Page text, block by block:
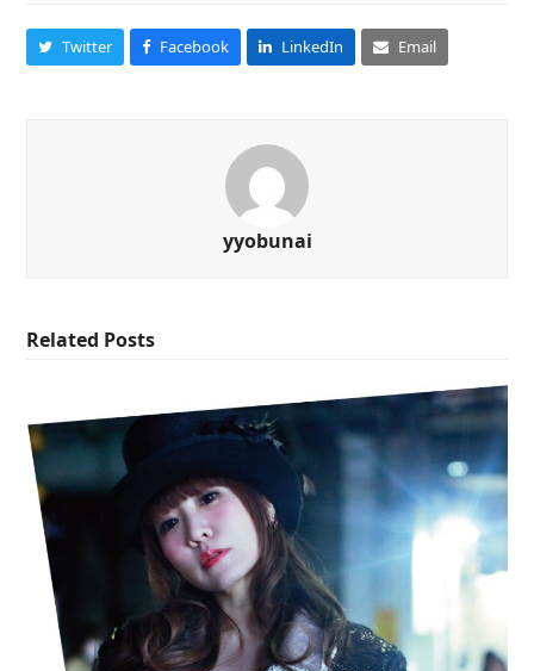
Twitter Facebook LinkedIn Email
yyobunai
Related Posts